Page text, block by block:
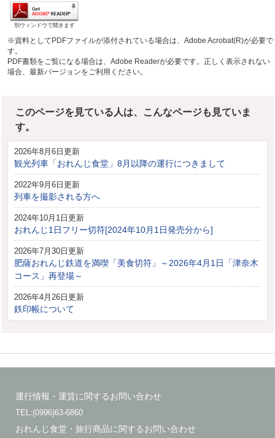
別ウィンドウで開きます
※資料としてPDFファイルが添付されている場合は、Adobe Acrobat(R)が必要で
す。
PDF書類をご覧になる場合は、Adobe Readerが必要です。正しく表示されない
場合、最新バージョンをご利用ください。
このページを見ている人は、こんなページも見ていま
す。
2026年8月6日更新
観光列車「おれんじ食堂」8月以降の運行につきまして
2022年9月6日更新
列車を撮影される方へ
2024年10月1日更新
おれんじ1日フリー切符[2024年10月1日発売分から]
2026年7月30日更新
肥薩おれんじ鉄道を満喫「美食切符」～2026年4月1日「津奈木
コース」再登場～
2026年4月26日更新
鉄印帳について
運行情報・運賃に関するお問い合わせ
TEL:(0996)63-6860
おれんじ食堂・旅行商品に関するお問い合わせ